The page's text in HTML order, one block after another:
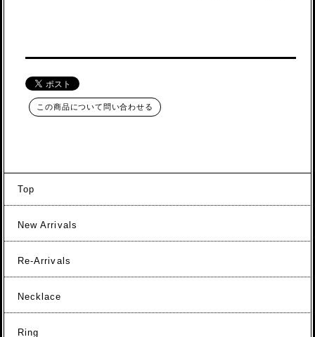
この商品について問い合わせる
Top
New Arrivals
Re-Arrivals
Necklace
Ring